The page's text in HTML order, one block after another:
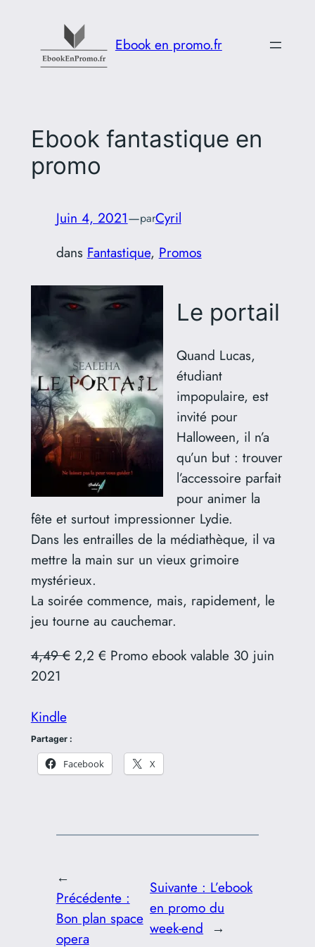
contenu
Ebook en promo.fr
Ebook fantastique en
promo
Juin 4, 2021—parCyril
dans Fantastique, Promos
Le portail
Quand Lucas,
étudiant
impopulaire, est
invité pour
Halloween, il n’a
qu’un but : trouver
l’accessoire parfait
pour animer la
fête et surtout impressionner Lydie.
Dans les entrailles de la médiathèque, il va
mettre la main sur un vieux grimoire
mystérieux.
La soirée commence, mais, rapidement, le
jeu tourne au cauchemar.
4,49 €2,2 € Promo ebook valable 30 juin
2021
Kindle
Partager :
Facebook X
←
Précédente :
Bon plan space
opera
Suivante : L’ebook
en promo du
week-end →